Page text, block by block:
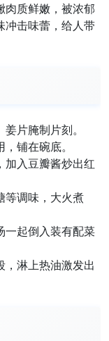
肉质鲜嫩，被浓郁
冲击味蕾，给人带
片腌制片刻。
铺在碗底。
加入豆瓣酱炒出红
等调味，大火煮
一起倒入装有配菜
，淋上热油激发出